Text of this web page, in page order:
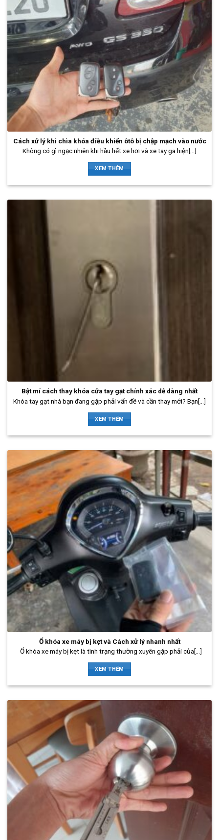
Cách xử lý khi chìa khóa điều khiển ôtô bị chập mạch vào nước
Không có gì ngạc nhiên khi hầu hết xe hơi và xe tay ga hiện[...]
XEM THÊM
Bật mí cách thay khóa cửa tay gạt chính xác dễ dàng nhất
Khóa tay gạt nhà bạn đang gặp phải vấn đề và cần thay mới? Bạn[...]
XEM THÊM
Ổ khóa xe máy bị kẹt và Cách xử lý nhanh nhất
Ổ khóa xe máy bị kẹt là tình trạng thường xuyên gặp phải của[...]
XEM THÊM